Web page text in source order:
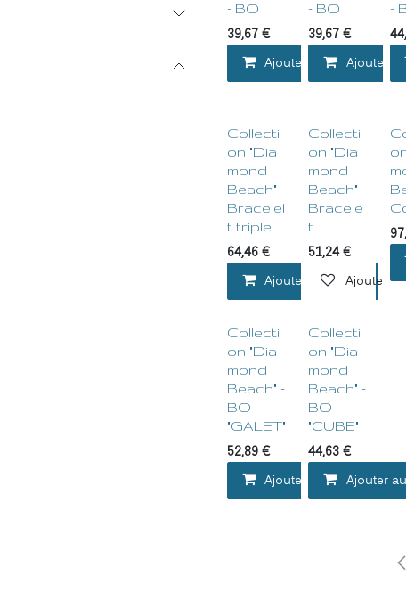
- BO
39,67€
Ajouter au panier
- BO
39,67€
Ajouter
-
Collecti
on "Dia
mond
Beach" -
Bracelel
t triple
64,46€
Ajouter au panier
Collecti
on "Dia
mond
Beach" -
Bracele
t
51,24€
Ajouter à
Collecti
on "Dia
mond
Beach" -
BO
"GALET"
52,89€
Ajouter au panier
Collecti
on "Dia
mond
Beach" -
BO
"CUBE"
44,63€
Ajouter